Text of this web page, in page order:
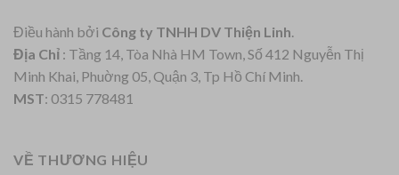
Điều hành bởi Công ty TNHH DV Thiện Linh
Địa Chỉ : Tầng 14, Tòa Nhà HM Town, Số 412 Nguyễn Thị
Minh Khai, Phuờng 05, Quận 3, Tp Hồ Chí Minh.
MST: 0315 778481
VỀ THƯƠNG HIỆU